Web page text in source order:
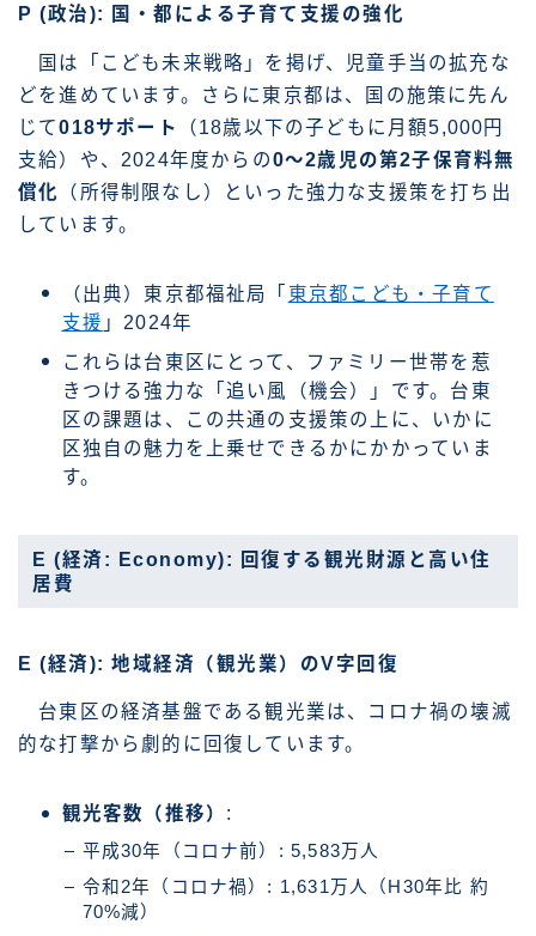
P (政治): 国・都による子育て支援の強化
国は「こども未来戦略」を掲げ、児童手当の拡充な
どを進めています。さらに東京都は、国の施策に先ん
じて018サポート
（18歳以下の子どもに月額5,000円
支給）や、2024年度からの0～2歳児の第2子保育料無
償化
（所得制限なし）といった強力な支援策を打ち出
しています。
（出典）東京都福祉局「 東京都こども・子育て
支援 」2024年
これらは台東区にとって、ファミリー世帯を惹
きつける強力な「追い風（機会）」です。台東
区の課題は、この共通の支援策の上に、いかに
区独自の魅力を上乗せできるかにかかっていま
す。
E (経済: Economy): 回復する観光財源と高い住
居費
E (経済): 地域経済（観光業）のV字回復
台東区の経済基盤である観光業は、コロナ禍の壊滅
的な打撃から劇的に回復しています。
観光客数（推移） :
平成30年（コロナ前）: 5,583万人
令和2年（コロナ禍）: 1,631万人（H30年比 約
70%減）